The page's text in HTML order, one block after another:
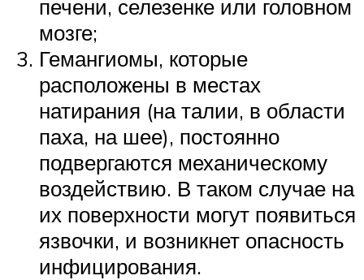
печени, селезенке или головном
мозге;
Гемангиомы, которые
расположены в местах
натирания (на талии, в области
паха, на шее), постоянно
подвергаются механическому
воздействию. В таком случае на
их поверхности могут появиться
язвочки, и возникнет опасность
инфицирования.